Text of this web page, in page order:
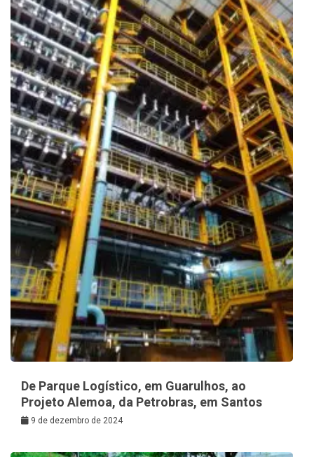
De Parque Logístico, em Guarulhos, ao
Projeto Alemoa, da Petrobras, em Santos
9 de dezembro de 2024